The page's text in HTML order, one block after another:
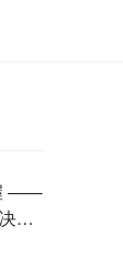
——
方
新